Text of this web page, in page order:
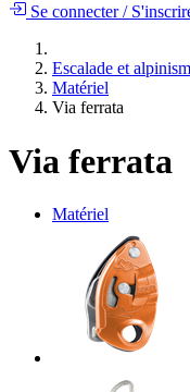
Se connecter/
Escalade et
Matériel
Via ferrata
Via ferrata
Matériel